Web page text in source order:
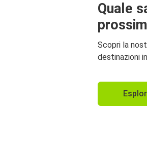
Quale
Scopri la
destinazioni